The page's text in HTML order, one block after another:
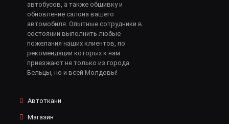
автобусов, а также обшивку и
обновление салона вашего
автомобиля. Опытные сотрудники в
состоянии выполнить любые
пожелания наших клиентов, по
рекомендации которых к нам
приезжают не только из города
Бельцы, но и всей Молдовы!
Автоткани
Магазин